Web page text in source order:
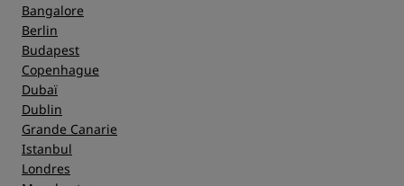
Bangalore
Berlin
Budapest
Copenhague
Dubaï
Dublin
Grande Canarie
Istanbul
Londres